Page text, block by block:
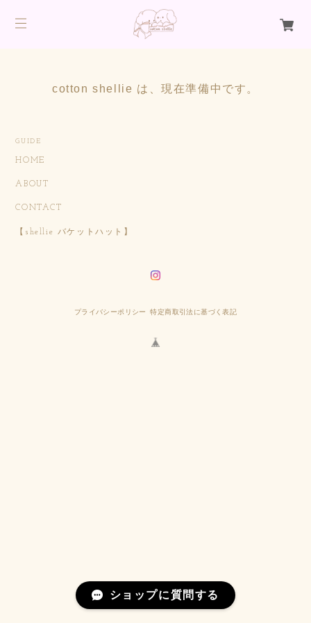
cotton shellie は、現在準備中です。
GUIDE
HOME
ABOUT
CONTACT
【shellie バケットハット】
プライバシーポリシー 特定商取引法に基づく表記
ショップに質問する